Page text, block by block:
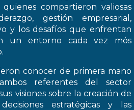
quienes compartieron valiosas
gestión empresarial,
y los desafíos que enfrentan
un entorno cada vez mós
conocer de primera mano
referentes del sector
visiones sobre la creación de
estratégicas y las